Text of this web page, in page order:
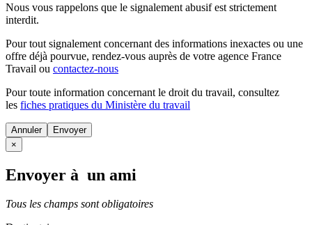
Nous vous rappelons que le signalement abusif est strictement
interdit.
Pour tout signalement concernant des informations inexactes ou une
offre déjà pourvue, rendez-vous auprès de votre agence France
Travail ou contactez-nous
Pour toute information concernant le droit du travail, consultez
les fiches pratiques du Ministère du travail
Annuler
×
Envoyer à un ami
Tous les champs sont obligatoires